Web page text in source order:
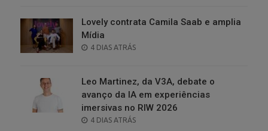
Lovely contrata Camila Saab e amplia
Mídia
POSTED
4 DIAS ATRÁS
Leo Martinez, da V3A, debate o
avanço da IA em experiências
imersivas no RIW 2026
POSTED
4 DIAS ATRÁS